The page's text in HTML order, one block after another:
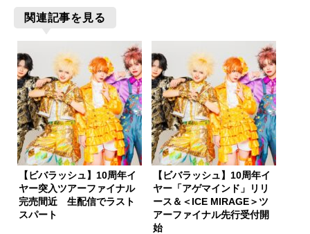
関連記事を見る
【ビバラッシュ】10周年イ
ヤー突入ツアーファイナル
完売間近 生配信でラスト
スパート
【ビバラッシュ】10周年イ
ヤー「アゲマインド」リリ
ース＆＜ICE MIRAGE＞ツ
アーファイナル先行受付開
始